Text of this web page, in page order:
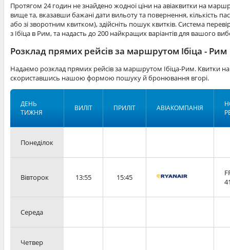
Протягом 24 годин не знайдено жодної ціни на авіаквитки на
вище та, вказавши бажані дати вильоту та повернення, кількість
або зі зворотним квитком), здійсніть пошук квитків. Система
з Ібіца в Рим, та надасть до 200 найкращих варіантів для вашого
Розклад прямих рейсів за маршрутом Ібіца - Рим
Надаємо розклад прямих рейсів за маршрутом Ібіца-Рим. Квитки
скориставшись нашою формою пошуку й бронювання вгорі.
ДЕНЬ
ТИЖНЯ
ВИЛІТ ПРИЛІТ АВІАКОМПАНІЯ
Понеділок
Вівторок 13:55 15:45
Середа
Четвер